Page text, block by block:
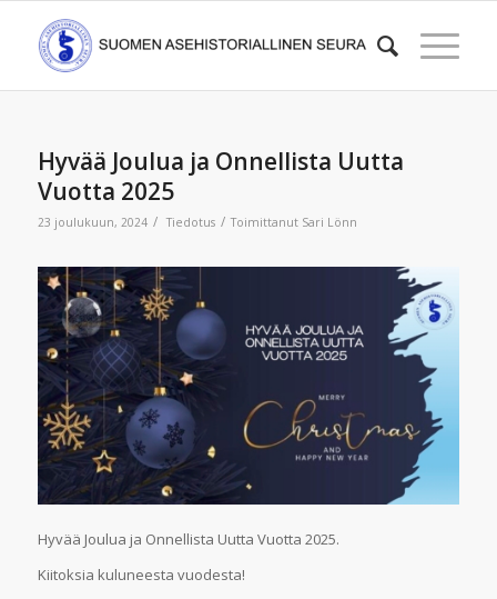
Hyvää Joulua ja Onnellista Uutta
Vuotta 2025
23 joulukuun, 2024 / Tiedotus / Toimittanut Sari Lönn
Hyvää Joulua ja Onnellista Uutta Vuotta 2025.
Kiitoksia kuluneesta vuodesta!